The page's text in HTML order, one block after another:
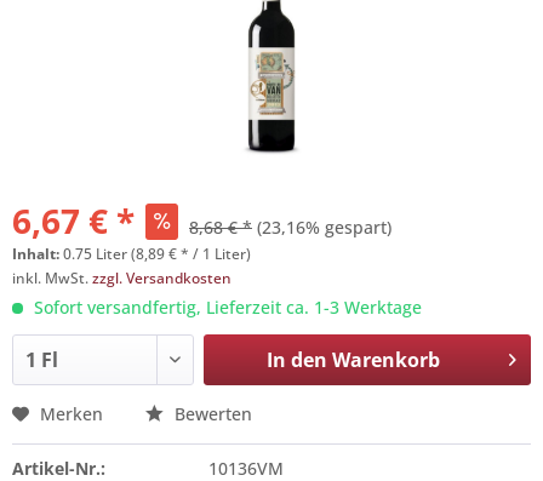
6,67 € * 8,68 € * (23,16% gespart)
Inhalt:0.75 Liter (8,89 € * / 1 Liter)
inkl. MwSt.zzgl. Versandkosten
Sofort versandfertig, Lieferzeit ca. 1-3 Werktage
In den Warenkorb
Merken Bewerten
Artikel-Nr.: 10136VM